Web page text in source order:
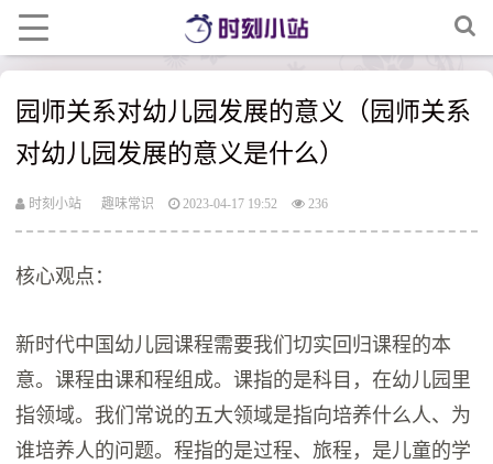
园师关系对幼儿园发展的意义（园师关系
对幼儿园发展的意义是什么）
时刻小站 趣味常识 2023-04-17 19:52 236
核心观点：
新时代中国幼儿园课程需要我们切实回归课程的本
意。课程由课和程组成。课指的是科目，在幼儿园里
指领域。我们常说的五大领域是指向培养什么人、为
谁培养人的问题。程指的是过程、旅程，是儿童的学